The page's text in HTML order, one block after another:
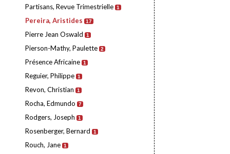
Partisans, Revue Trimestrielle 1
Pereira, Aristides 17
Pierre Jean Oswald 1
Pierson-Mathy, Paulette 2
Présence Africaine 1
Reguier, Philippe 1
Revon, Christian 1
Rocha, Edmundo 7
Rodgers, Joseph 1
Rosenberger, Bernard 1
Rouch, Jane 1